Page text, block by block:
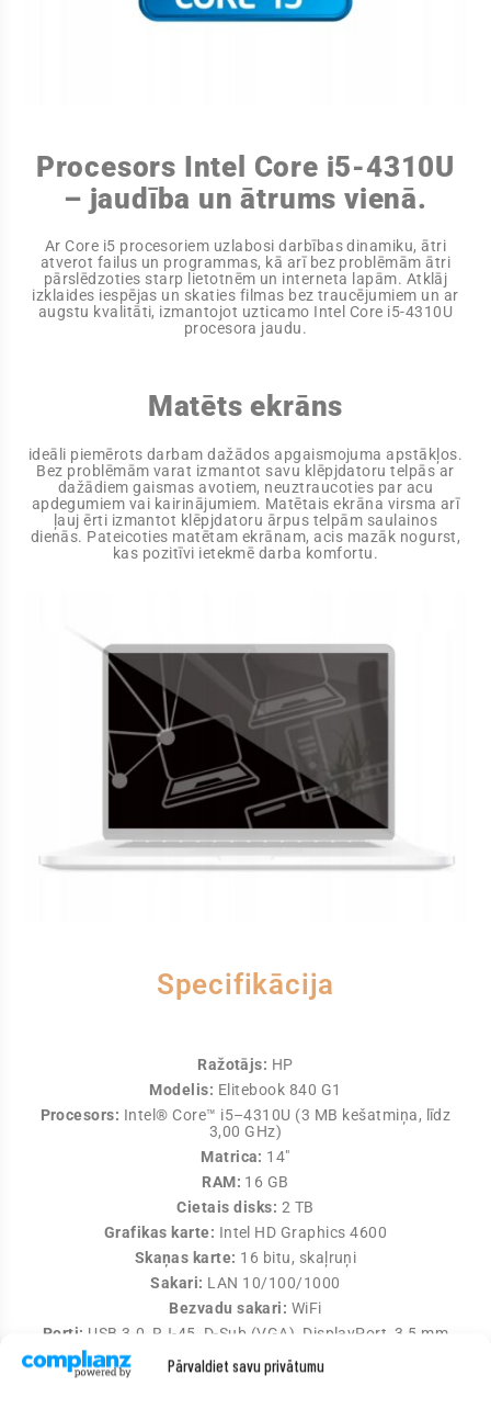
Pārvaldiet savu privātumu
Procesors Intel Core i5-4310U
– jaudība un ātrums vienā.
Ar Core i5 procesoriem uzlabosi darbības dinamiku, ātri
atverot failus un programmas, kā arī bez problēmām ātri
pārslēdzoties starp lietotnēm un interneta lapām. Atklāj
izklaides iespējas un skaties filmas bez traucējumiem un ar
augstu kvalitāti, izmantojot uzticamo Intel Core i5-4310U
procesora jaudu.
Matēts ekrāns
ideāli piemērots darbam dažādos apgaismojuma apstākļos.
Bez problēmām varat izmantot savu klēpjdatoru telpās ar
dažādiem gaismas avotiem, neuztraucoties par acu
apdegumiem vai kairinājumiem. Matētais ekrāna virsma arī
ļauj ērti izmantot klēpjdatoru ārpus telpām saulainos
dienās. Pateicoties matētam ekrānam, acis mazāk nogurst,
kas pozitīvi ietekmē darba komfortu.
Specifikācija
Ražotājs: HP
Modelis: Elitebook 840 G1
Procesors: Intel® Core™ i5–4310U (3 MB kešatmiņa, līdz
3,00 GHz)
Matrica: 14″
RAM: 16 GB
Cietais disks: 2 TB
Grafikas karte: Intel HD Graphics 4600
Skaņas karte: 16 bitu, skaļruņi
Sakari: LAN 10/100/1000
Bezvadu sakari: WiFi
Porti: USB 3.0, RJ-45, D-Sub (VGA), DisplayPort, 3,5 mm
Svars:apmēram 1,6 kg